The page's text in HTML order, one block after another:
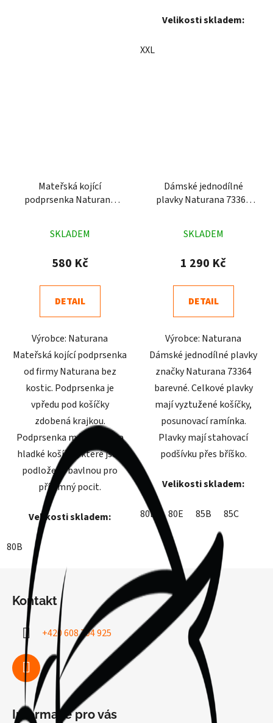
Velikosti skladem:
XXL
Mateřská kojící
podprsenka Naturana
hodnocení
produktu
4,8
z
hvězdiček.
SKLADEM
580 Kč
DETAIL
Výrobce: Naturana
Mateřská kojící podprsenka
od firmy Naturana bez
kostic. Podprsenka je
vpředu pod košíčky
zdobená krajkou.
Podprsenka má bezešvé a
hladké košíčky, které jsou
podloženy bavlnou pro
příjemný pocit.
Velikosti skladem:
80B
Dámské jednodílné
plavky Naturana 73364
hodnocení
produktu
4,3
z
hvězdiček.
SKLADEM
1 290 Kč
DETAIL
Výrobce: Naturana
Dámské jednodílné plavky
značky Naturana 73364
barevné. Celkové plavky
mají vyztužené košíčky,
posunovací ramínka.
Plavky mají stahovací
podšívku přes bříško.
Velikosti skladem:
80D 80E 85B 85C
Kontakt
+420 608 704 925
Informace pro vás